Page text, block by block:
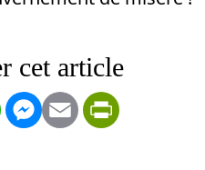
WhatsApp
Messenger
Email